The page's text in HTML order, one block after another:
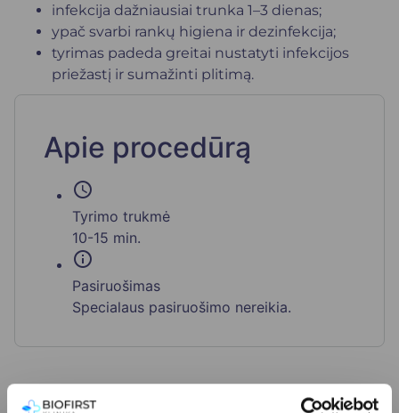
infekcija dažniausiai trunka 1–3 dienas;
ypač svarbi rankų higiena ir dezinfekcija;
tyrimas padeda greitai nustatyti infekcijos
priežastį ir sumažinti plitimą.
Apie procedūrą
schedule
Tyrimo trukmė
10-15 min.
info
Pasiruošimas
Specialaus pasiruošimo nereikia.
Kainoraštis